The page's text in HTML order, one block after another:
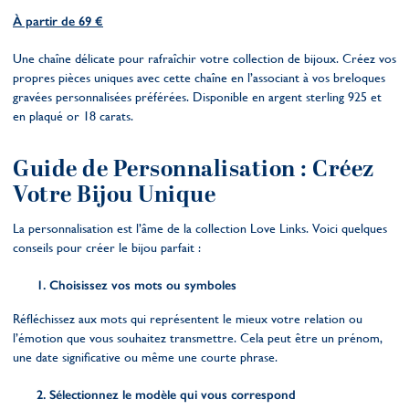
À partir de 69 €
Une chaîne délicate pour rafraîchir votre collection de bijoux. Créez vos
propres pièces uniques avec cette chaîne en l’associant à vos breloques
gravées personnalisées préférées. Disponible en argent sterling 925 et
en plaqué or 18 carats.
Guide de Personnalisation : Créez
Votre Bijou Unique
La personnalisation est l’âme de la collection Love Links. Voici quelques
conseils pour créer le bijou parfait :
Choisissez vos mots ou symboles
Réfléchissez aux mots qui représentent le mieux votre relation ou
l’émotion que vous souhaitez transmettre. Cela peut être un prénom,
une date significative ou même une courte phrase.
Sélectionnez le modèle qui vous correspond